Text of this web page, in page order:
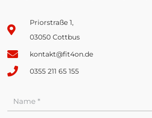
Priorstraße 1,
03050 Cottbus
kontakt@fit4on.de
0355 211 65 155